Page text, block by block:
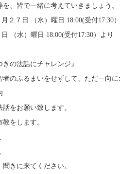
、皆で一緒に考えていきましょう。
２７日 （水）曜日 18:00(受付17:30
（水）曜日 18:00(受付17:30）より
の法話にチャレンジ』
のふるまいをせずして、ただ一向に
をお願い致します。
をします。
きに来てください。